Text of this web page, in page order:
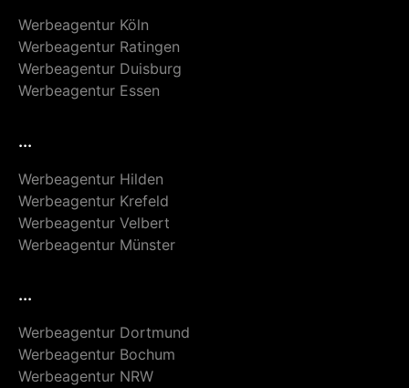
Werbeagentur Köln
Werbeagentur Ratingen
Werbeagentur Duisburg
Werbeagentur Essen
...
Werbeagentur Hilden
Werbeagentur Krefeld
Werbeagentur Velbert
Werbeagentur Münster
...
Werbeagentur Dortmund
Werbeagentur Bochum
Werbeagentur NRW